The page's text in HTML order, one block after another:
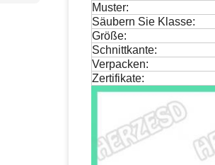
Muster:
Säubern Sie Klasse:
Größe:
Schnittkante:
Verpacken:
Zertifikate: